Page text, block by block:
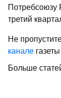
Потребсоюзу
третий
Не
канале
Больше